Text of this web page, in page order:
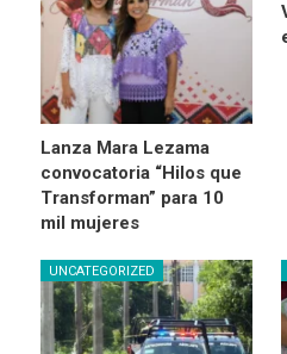
Lanza Mara Lezama
convocatoria “Hilos que
Transforman” para 10
mil mujeres
UNCATEGORIZED